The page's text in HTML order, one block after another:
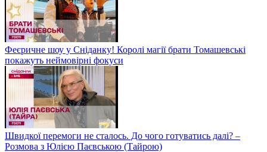
Феєричне шоу у Сніданку! Королі магії брати Томашевські
покажуть неймовірні фокуси
Швидкої перемоги не сталось. До чого готуватись далі? –
Розмова з Юлією Паєвською (Тайрою)